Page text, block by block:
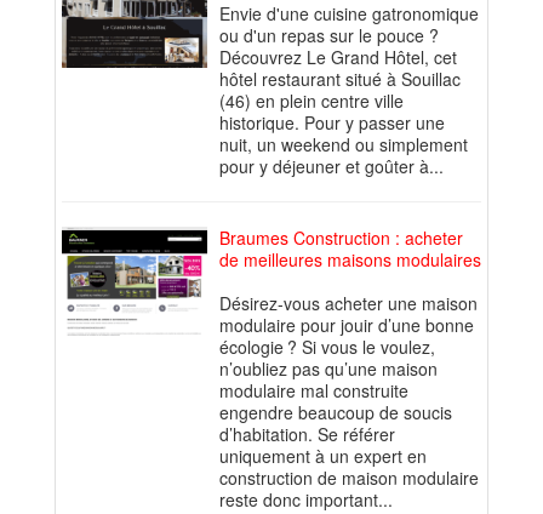
Envie d'une cuisine gatronomique
ou d'un repas sur le pouce ?
Découvrez Le Grand Hôtel, cet
hôtel restaurant situé à Souillac
(46) en plein centre ville
historique. Pour y passer une
nuit, un weekend ou simplement
pour y déjeuner et goûter à...
Braumes Construction : acheter
de meilleures maisons modulaires
Désirez-vous acheter une maison
modulaire pour jouir d’une bonne
écologie ? Si vous le voulez,
n’oubliez pas qu’une maison
modulaire mal construite
engendre beaucoup de soucis
d’habitation. Se référer
uniquement à un expert en
construction de maison modulaire
reste donc important...